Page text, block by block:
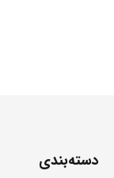
دسته‌بندی